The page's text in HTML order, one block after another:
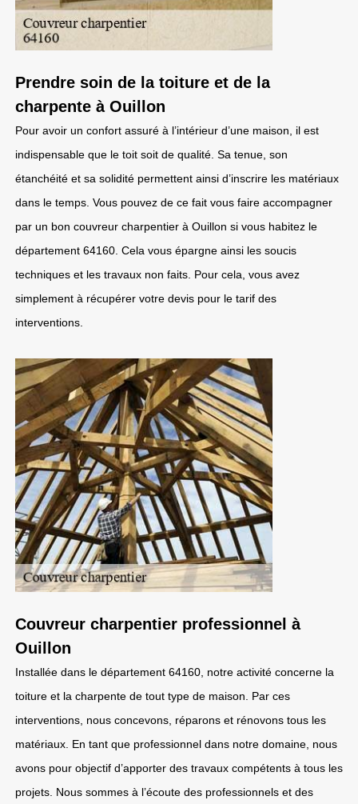
Prendre soin de la toiture et de la
charpente à Ouillon
Pour avoir un confort assuré à l’intérieur d’une maison, il est
indispensable que le toit soit de qualité. Sa tenue, son
étanchéité et sa solidité permettent ainsi d’inscrire les matériaux
dans le temps. Vous pouvez de ce fait vous faire accompagner
par un bon couvreur charpentier à Ouillon si vous habitez le
département 64160. Cela vous épargne ainsi les soucis
techniques et les travaux non faits. Pour cela, vous avez
simplement à récupérer votre devis pour le tarif des
interventions.
Couvreur charpentier professionnel à
Ouillon
Installée dans le département 64160, notre activité concerne la
toiture et la charpente de tout type de maison. Par ces
interventions, nous concevons, réparons et rénovons tous les
matériaux. En tant que professionnel dans notre domaine, nous
avons pour objectif d’apporter des travaux compétents à tous les
projets. Nous sommes à l’écoute des professionnels et des